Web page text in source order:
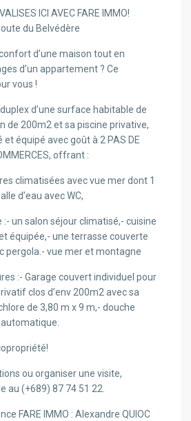
ICI AVEC FARE IMMO!
du Belvédère
d’une maison tout en
d’un appartement ? Ce
vous !
d’une surface habitable de
de 200m2 et sa piscine privative,
équipé avec goût à 2 PAS DE
offrant :
climatisées avec vue mer dont 1
d’eau avec WC,
un salon séjour climatisé,- cuisine
équipée,- une terrasse couverte
pergola.- vue mer et montagne
:- Garage couvert individuel pour
clos d’env 200m2 avec sa
de 3,80 m x 9 m,- douche
ou organiser une visite,
au (+689) 87 74 51 22.
FARE IMMO : Alexandre QUIOC